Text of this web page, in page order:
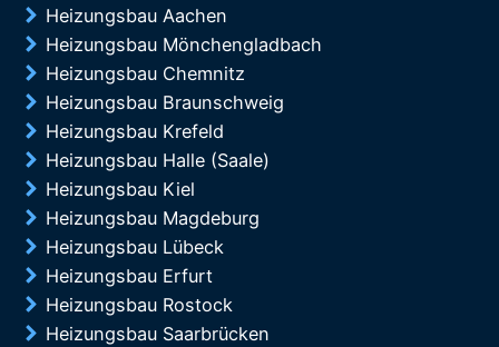
Heizungsbau Aachen
Heizungsbau Mönchengladbach
Heizungsbau Chemnitz
Heizungsbau Braunschweig
Heizungsbau Krefeld
Heizungsbau Halle (Saale)
Heizungsbau Kiel
Heizungsbau Magdeburg
Heizungsbau Lübeck
Heizungsbau Erfurt
Heizungsbau Rostock
Heizungsbau Saarbrücken